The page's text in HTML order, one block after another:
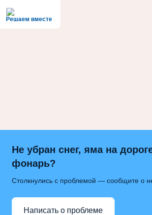
Решаем вместе
Не убран снег, яма на
фонарь?
Столкнулись с проблемой — сообщите о
Написать о проблеме